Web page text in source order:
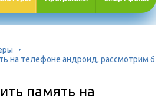
на телефоне андроид, рассмотрим 6
память на